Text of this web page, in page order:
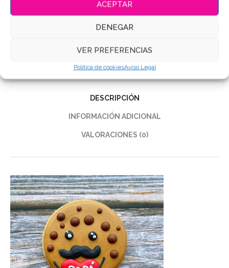
ACEPTAR
DENEGAR
VER PREFERENCIAS
Política de cookiesAviso Legal
DESCRIPCIÓN
INFORMACIÓN ADICIONAL
VALORACIONES (0)